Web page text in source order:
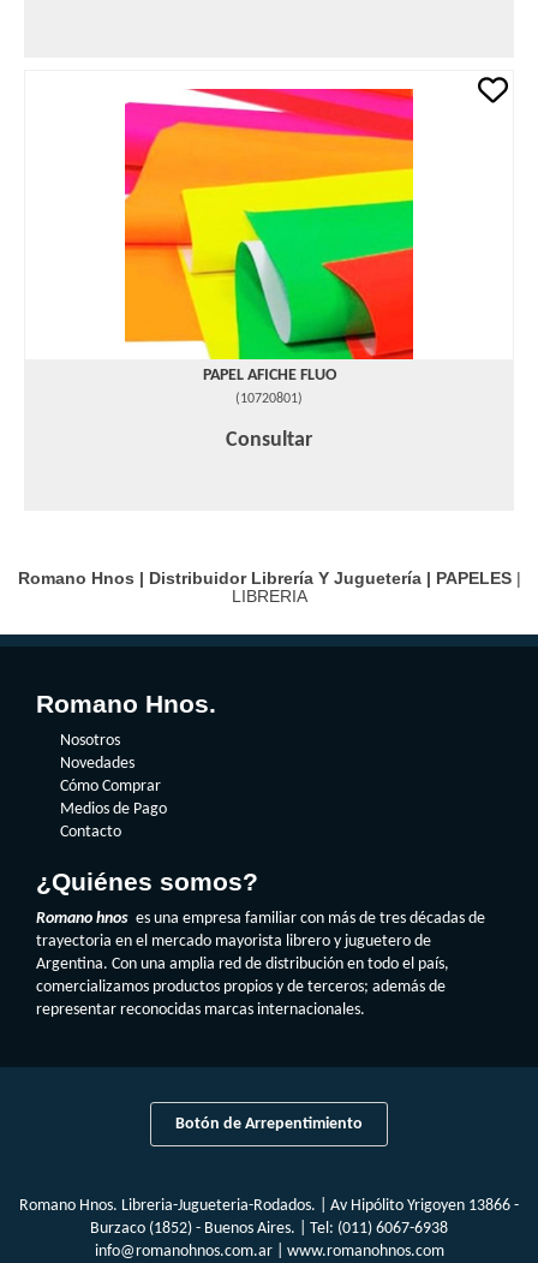
PAPEL AFICHE FLUO
(10720801)
Consultar
Romano Hnos | Distribuidor Librería Y Juguetería | PAPELES|
LIBRERIA
Romano Hnos.
Nosotros
Novedades
Cómo Comprar
Medios de Pago
Contacto
¿Quiénes somos?
Romano hnos es una empresa familiar con más de tres décadas de
trayectoria en el mercado mayorista librero y juguetero de
Argentina. Con una amplia red de distribución en todo el país,
comercializamos productos propios y de terceros; además de
representar reconocidas marcas internacionales.
Botón de Arrepentimiento
Romano Hnos. Libreria-Jugueteria-Rodados. | Av Hipólito Yrigoyen 13866 -
Burzaco (1852) - Buenos Aires. | Tel: (011) 6067-6938
info@romanohnos.com.ar| www.romanohnos.com